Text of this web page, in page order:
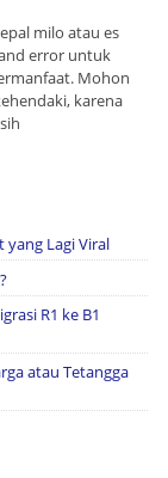
milo atau es
error untuk
Mohon
karena
yang Lagi Viral
R1 ke B1
atau Tetangga